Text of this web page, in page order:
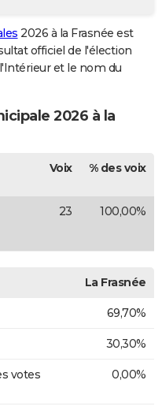
2026 à la Frasnée est
officiel de l'élection
et le nom du
2026 à la
Voix % des voix
23 100,00%
La Frasnée
69,70%
30,30%
votes
0,00%